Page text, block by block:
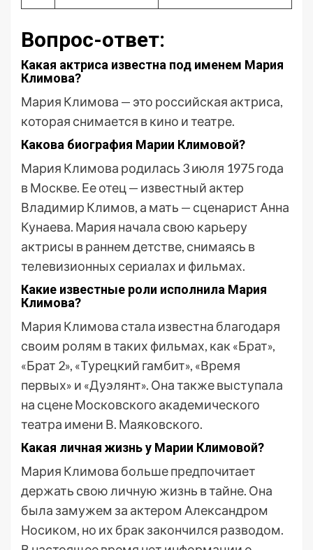
Вопрос-ответ:
Какая актриса известна под именем Мария
Климова?
Мария Климова — это российская актриса,
которая снимается в кино и театре.
Какова биография Марии Климовой?
Мария Климова родилась 3 июля 1975 года
в Москве. Ее отец — известный актер
Владимир Климов, а мать — сценарист Анна
Кунаева. Мария начала свою карьеру
актрисы в раннем детстве, снимаясь в
телевизионных сериалах и фильмах.
Какие известные роли исполнила Мария
Климова?
Мария Климова стала известна благодаря
своим ролям в таких фильмах, как «Брат»,
«Брат 2», «Турецкий гамбит», «Время
первых» и «Дуэлянт». Она также выступала
на сцене Московского академического
театра имени В. Маяковского.
Какая личная жизнь у Марии Климовой?
Мария Климова больше предпочитает
держать свою личную жизнь в тайне. Она
была замужем за актером Александром
Носиком, но их брак закончился разводом.